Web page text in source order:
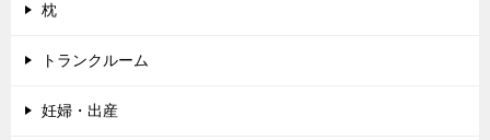
枕
トランクルーム
妊婦・出産